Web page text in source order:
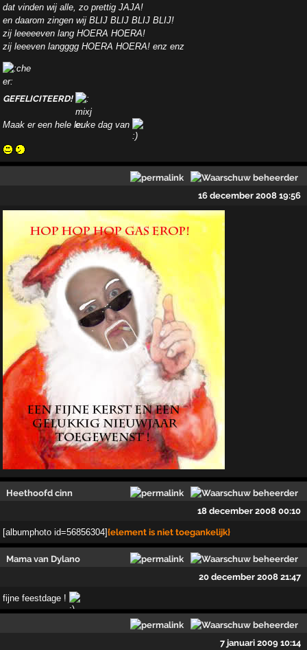
dat vinden wij alle, zo prettig JAJA!
en daarom zingen wij BLIJ BLIJ BLIJ BLIJ!
zij leeeeeven lang HOERA HOERA!
zij leeeven langggg HOERA HOERA! enz enz
GEFELICITEERD!
Maak er een hele leuke dag van
16 december 2008 19:56
Heethoofd cinn
18 december 2008 00:10
[albumphoto id=56856304]{element is niet toegankelijk}
Mama van Dylano
20 december 2008 21:47
fijne feestdage !
7 januari 2009 10:14